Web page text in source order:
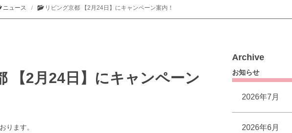
ニュース リビング京都 【2月24日】にキャンペーン案内！
【2月24日】にキャンペーン
ります。
Archive
お知らせ
2026年7月
2026年6月